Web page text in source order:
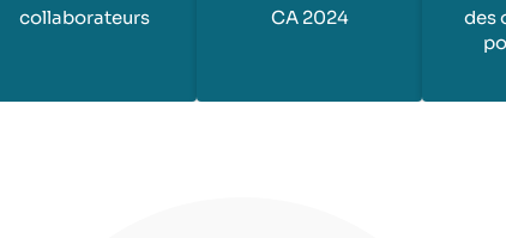
collaborateurs CA 2024
des